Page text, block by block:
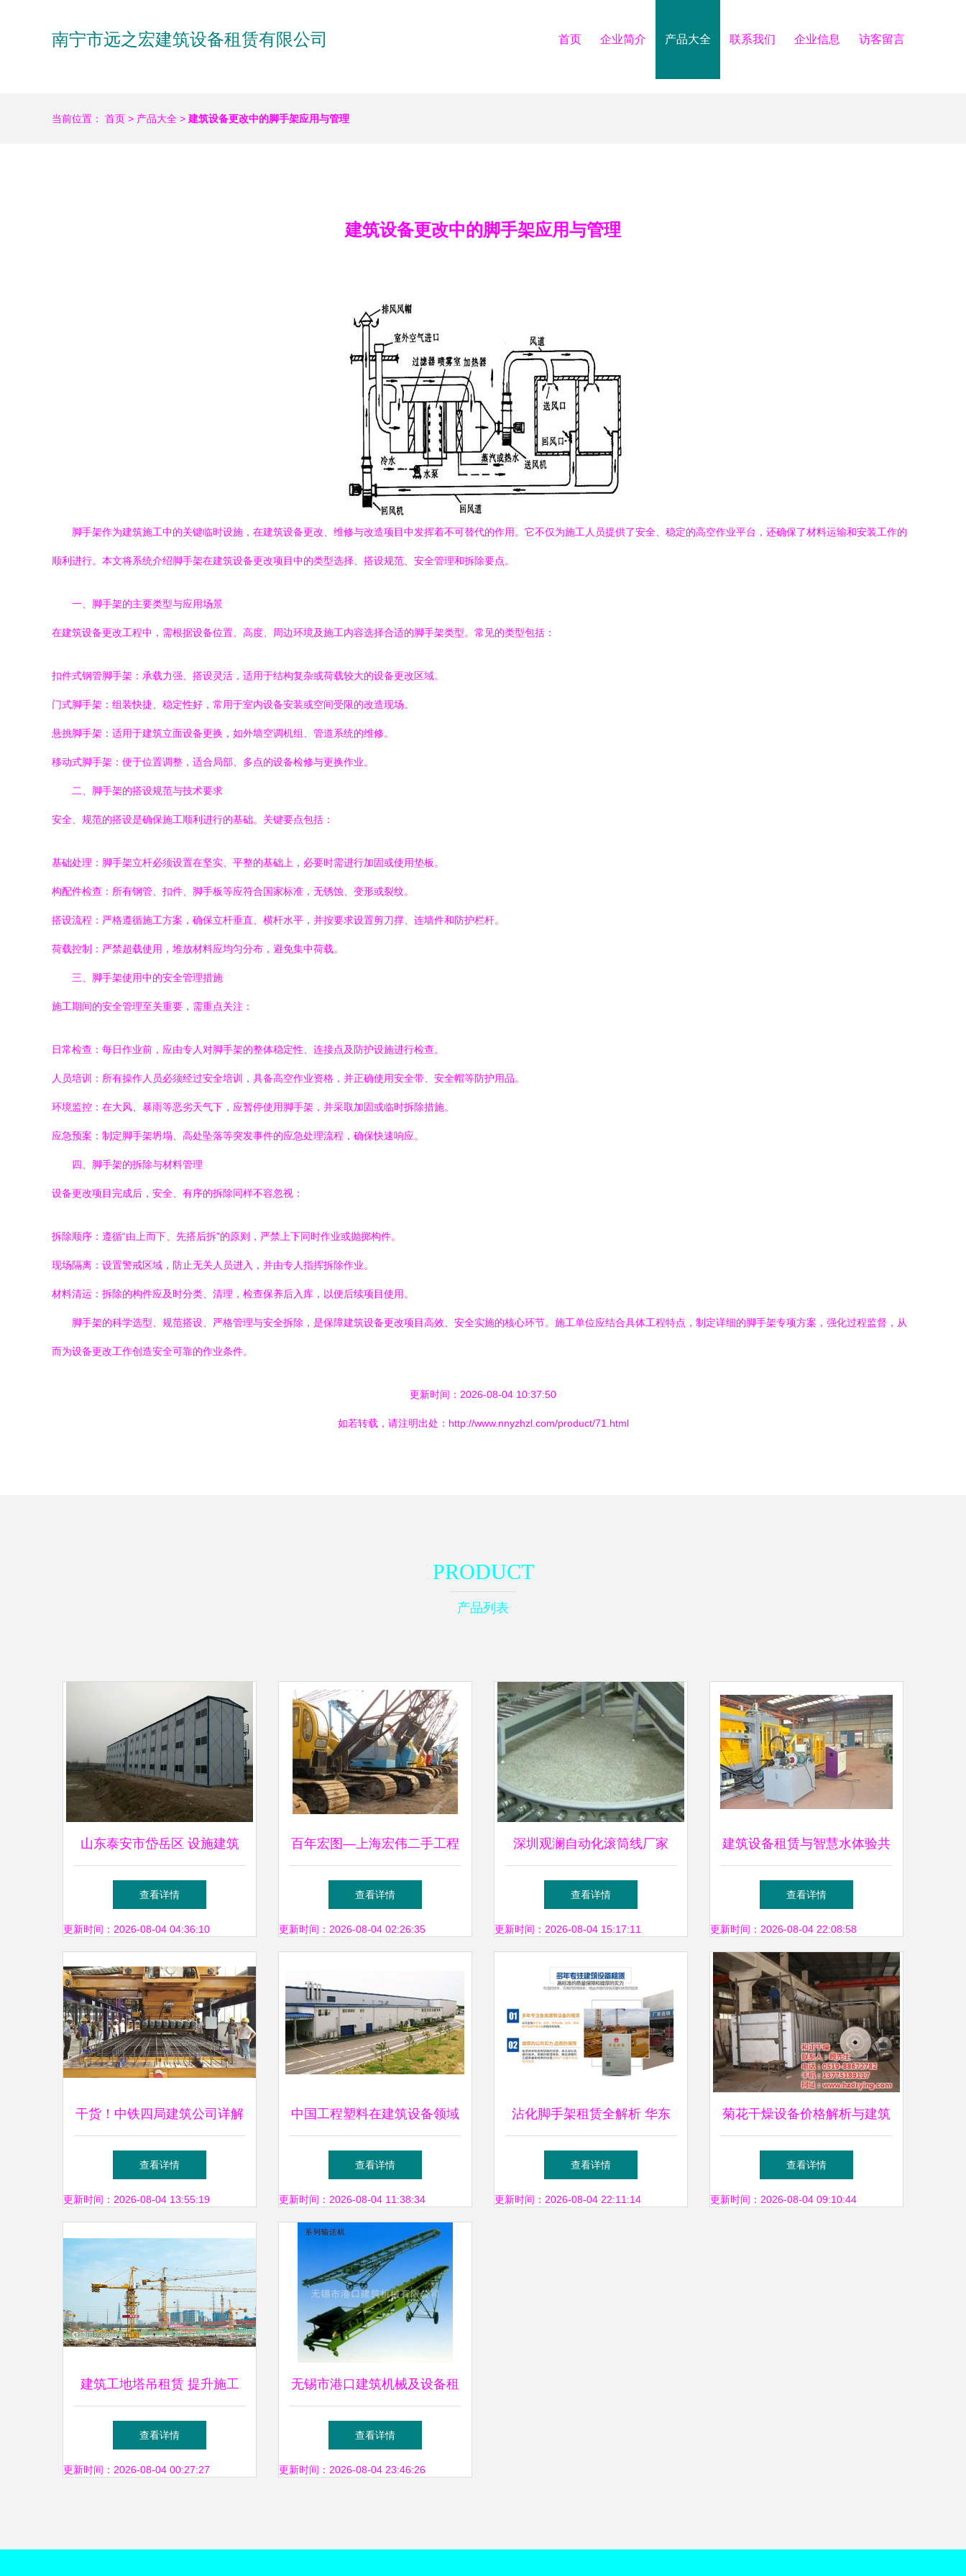
南宁市远之宏建筑设备租赁有限公司 首页 企业简介 产品大全 联系我们 企业信息 访客留言
当前位置： 首页 > 产品大全 > 建筑设备更改中的脚手架应用与管理
建筑设备更改中的脚手架应用与管理
脚手架作为建筑施工中的关键临时设施，在建筑设备更改、维修与改造项目中发挥着不可替代的作用。它不仅为施工人员提供了安全、稳定的高空作业平台，还确保了材料运输和安装工作的
顺利进行。本文将系统介绍脚手架在建筑设备更改项目中的类型选择、搭设规范、安全管理和拆除要点。
一、脚手架的主要类型与应用场景
在建筑设备更改工程中，需根据设备位置、高度、周边环境及施工内容选择合适的脚手架类型。常见的类型包括：
扣件式钢管脚手架：承载力强、搭设灵活，适用于结构复杂或荷载较大的设备更改区域。
门式脚手架：组装快捷、稳定性好，常用于室内设备安装或空间受限的改造现场。
悬挑脚手架：适用于建筑立面设备更换，如外墙空调机组、管道系统的维修。
移动式脚手架：便于位置调整，适合局部、多点的设备检修与更换作业。
二、脚手架的搭设规范与技术要求
安全、规范的搭设是确保施工顺利进行的基础。关键要点包括：
基础处理：脚手架立杆必须设置在坚实、平整的基础上，必要时需进行加固或使用垫板。
构配件检查：所有钢管、扣件、脚手板等应符合国家标准，无锈蚀、变形或裂纹。
搭设流程：严格遵循施工方案，确保立杆垂直、横杆水平，并按要求设置剪刀撑、连墙件和防护栏杆。
荷载控制：严禁超载使用，堆放材料应均匀分布，避免集中荷载。
三、脚手架使用中的安全管理措施
施工期间的安全管理至关重要，需重点关注：
日常检查：每日作业前，应由专人对脚手架的整体稳定性、连接点及防护设施进行检查。
人员培训：所有操作人员必须经过安全培训，具备高空作业资格，并正确使用安全带、安全帽等防护用品。
环境监控：在大风、暴雨等恶劣天气下，应暂停使用脚手架，并采取加固或临时拆除措施。
应急预案：制定脚手架坍塌、高处坠落等突发事件的应急处理流程，确保快速响应。
四、脚手架的拆除与材料管理
设备更改项目完成后，安全、有序的拆除同样不容忽视：
拆除顺序：遵循“由上而下、先搭后拆”的原则，严禁上下同时作业或抛掷构件。
现场隔离：设置警戒区域，防止无关人员进入，并由专人指挥拆除作业。
材料清运：拆除的构件应及时分类、清理，检查保养后入库，以便后续项目使用。
脚手架的科学选型、规范搭设、严格管理与安全拆除，是保障建筑设备更改项目高效、安全实施的核心环节。施工单位应结合具体工程特点，制定详细的脚手架专项方案，强化过程监督，从
而为设备更改工作创造安全可靠的作业条件。
更新时间：2026-08-04 10:37:50
如若转载，请注明出处：http://www.nnyzhzl.com/product/71.html
PRODUCT
产品列表
山东泰安市岱岳区 设施建筑
新标杆，岩棉彩钢领跑防火与
保暖双效益
查看详情
更新时间：2026-08-04 04:36:10
百年宏图—上海宏伟二手工程
机械公司建筑设备租赁指南
查看详情
更新时间：2026-08-04 02:26:35
深圳观澜自动化滚筒线厂家
专业定制助力工程机械与建筑
设备升级
查看详情
更新时间：2026-08-04 15:17:11
建筑设备租赁与智慧水体验共
存｜畅想未来建筑新生态
查看详情
更新时间：2026-08-04 22:08:58
干货！中铁四局建筑公司详解
装配式预制构件生产管理与脚
手架高效协同实践
查看详情
更新时间：2026-08-04 13:55:19
中国工程塑料在建筑设备领域
的创新应用与发展前景
查看详情
更新时间：2026-08-04 11:38:34
沾化脚手架租赁全解析 华东
设备厂家与博山区服务指南
查看详情
更新时间：2026-08-04 22:11:14
菊花干燥设备价格解析与建筑
设备行业对比
查看详情
更新时间：2026-08-04 09:10:44
建筑工地塔吊租赁 提升施工
效率与安全的关键选择
查看详情
更新时间：2026-08-04 00:27:27
无锡市港口建筑机械及设备租
赁全览 一站式工程与建筑解
决方案
查看详情
更新时间：2026-08-04 23:46:26